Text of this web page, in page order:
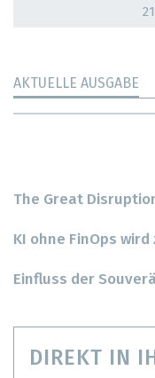
AKTUELLE AUSGABE
The Great
KI ohne FinOps
Einfluss der
DIREKT IN